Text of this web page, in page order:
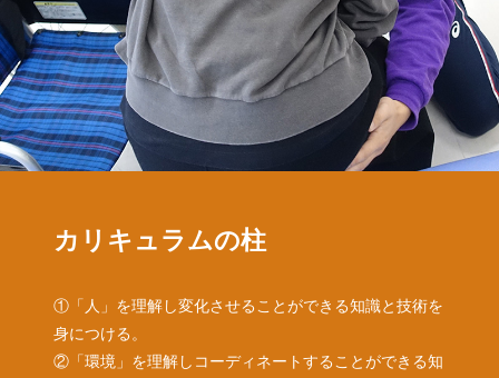
カリキュラムの柱
①「人」を理解し変化させることができる知識と技術を
身につける。
②「環境」を理解しコーディネートすることができる知